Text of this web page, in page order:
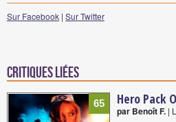
Sur Facebook | Sur Twitter
Critiques liées
65 Hero Pack
par Benoît F. |